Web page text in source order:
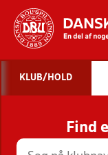
KLUB/HOLD
Find